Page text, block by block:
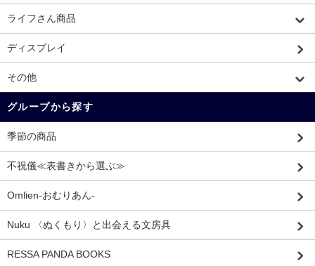
ライフさん商品
ディスプレイ
その他
グループから探す
季節の商品
不祝儀≪表書きから選ぶ≫
Omlien-おむりあん-
Nuku 〈ぬくもり〉と出会える文房具
RESSA PANDA BOOKS